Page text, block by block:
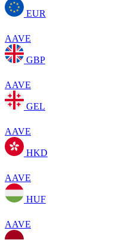
EUR
AAVE
GBP
AAVE
GEL
AAVE
HKD
AAVE
HUF
AAVE